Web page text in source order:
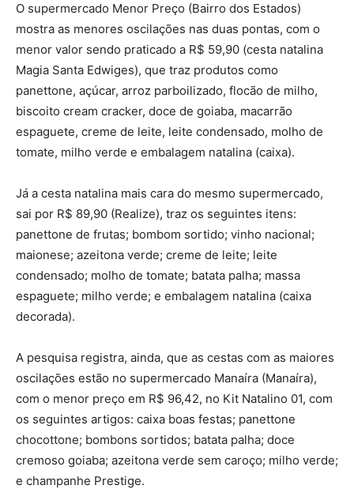
O supermercado Menor Preço (Bairro dos Estados)
mostra as menores oscilações nas duas pontas, com o
menor valor sendo praticado a R$ 59,90 (cesta natalina
Magia Santa Edwiges), que traz produtos como
panettone, açúcar, arroz parboilizado, flocão de milho,
biscoito cream cracker, doce de goiaba, macarrão
espaguete, creme de leite, leite condensado, molho de
tomate, milho verde e embalagem natalina (caixa).
Já a cesta natalina mais cara do mesmo supermercado,
sai por R$ 89,90 (Realize), traz os seguintes itens:
panettone de frutas; bombom sortido; vinho nacional;
maionese; azeitona verde; creme de leite; leite
condensado; molho de tomate; batata palha; massa
espaguete; milho verde; e embalagem natalina (caixa
decorada).
A pesquisa registra, ainda, que as cestas com as maiores
oscilações estão no supermercado Manaíra (Manaíra),
com o menor preço em R$ 96,42, no Kit Natalino 01, com
os seguintes artigos: caixa boas festas; panettone
chocottone; bombons sortidos; batata palha; doce
cremoso goiaba; azeitona verde sem caroço; milho verde;
e champanhe Prestige.